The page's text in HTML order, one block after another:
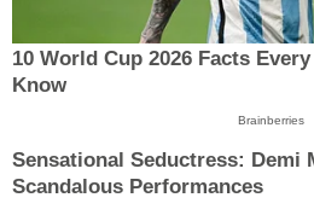
10 World Cup 2026 Facts
Know
Brainberries
Sensational Seductress: Demi
Scandalous Performances